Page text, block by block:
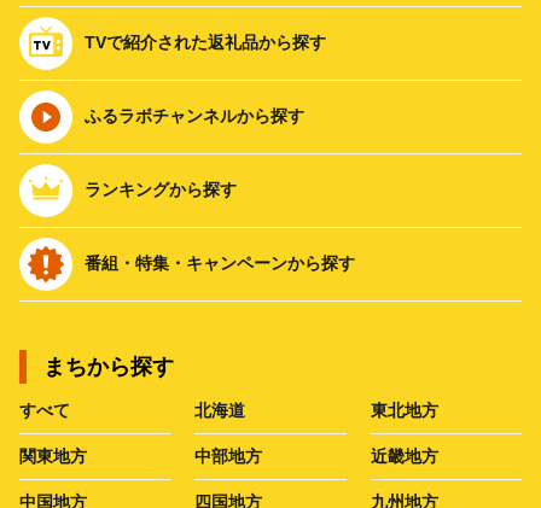
TVで紹介された返礼品から探す
ふるラボチャンネルから探す
ランキングから探す
番組・特集・キャンペーンから探す
まちから探す
すべて 北海道 東北地方
関東地方 中部地方 近畿地方
中国地方 四国地方 九州地方